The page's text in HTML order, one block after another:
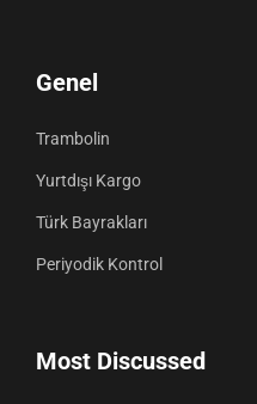
Genel
Trambolin
Yurtdışı Kargo
Türk Bayrakları
Periyodik Kontrol
Most Discussed